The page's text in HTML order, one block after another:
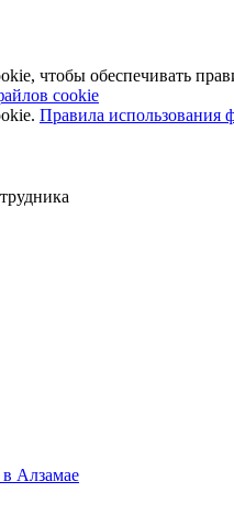
чтобы обеспечивать
cookie
Правила использования
Алзамае